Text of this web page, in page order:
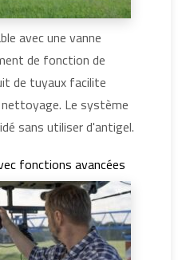
avec une vanne
de fonction de
de tuyaux facilite
Le système
sans utiliser d'antigel.
fonctions avancées